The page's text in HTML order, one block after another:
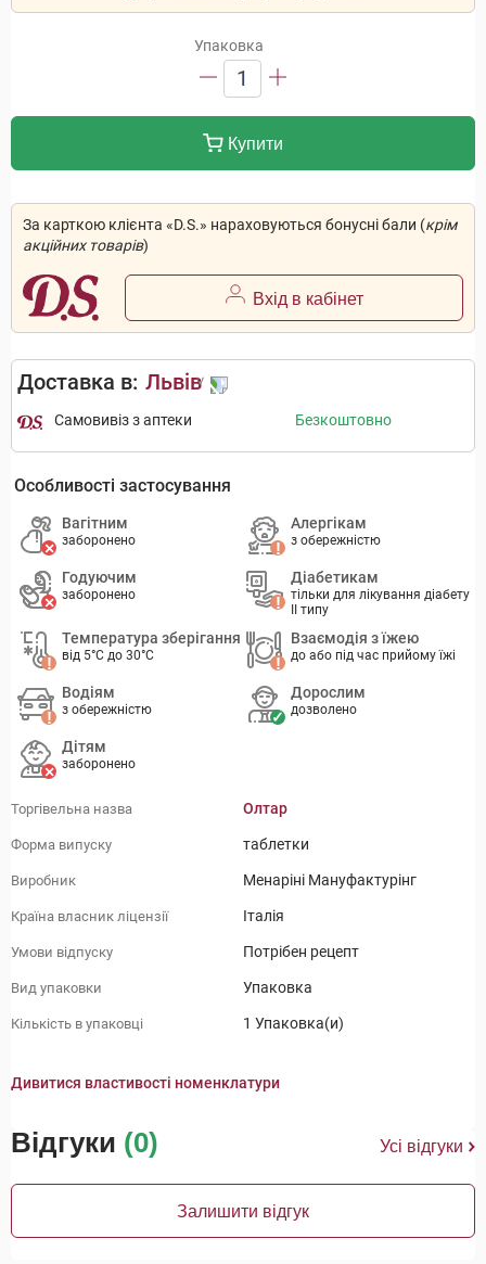
Упаковка
1
Купити
За карткою клієнта «D.S.» нараховуються бонусні бали (крім
акційних товарів)
Вхід в кабінет
Доставка в: Львів
Самовивіз з аптеки Безкоштовно
Особливості застосування
Вагітним
заборонено
Алергікам
з обережністю
Годуючим
заборонено
Діабетикам
тільки для лікування діабету
II типу
Температура зберігання
від 5°C до 30°C
Взаємодія з їжею
до або під час прийому їжі
Водіям
з обережністю
Дорослим
дозволено
Дітям
заборонено
Торгівельна назва Олтар
Форма випуску таблетки
Виробник Менаріні Мануфактурінг
Країна власник ліцензії Італія
Умови відпуску Потрібен рецепт
Вид упаковки Упаковка
Кількість в упаковці 1 Упаковка(и)
Дивитися властивості номенклатури
Відгуки (0) Усі відгуки
Залишити відгук